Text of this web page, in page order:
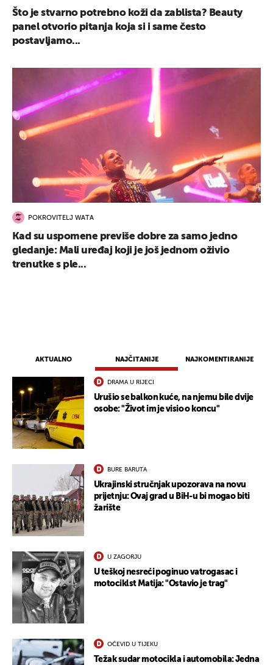
AKTUALNO NAJČITANIJE NAJKOMENTIRANIJE
DRAMA U RIJECI
Urušio se balkon kuće, na njemu bile dvije
osobe: "Život im je visio o koncu"
BURE BARUTA
Ukrajinski stručnjak upozorava na novu
prijetnju: Ovaj grad u BiH-u bi mogao biti
žarište
U ZAGORJU
U teškoj nesreći poginuo vatrogasac i
motociklst Matija: "Ostavio je trag"
OČEVID U TIJEKU
Težak sudar motocikla i automobila: Jedna
Što je stvarno potrebno koži da zablista? Beauty
panel otvorio pitanja koja si i same često
postavljamo...
POKROVITELJ WATA
Kad su uspomene previše dobre za samo jedno
gledanje: Mali uređaj koji je još jednom oživio
trenutke s ple...